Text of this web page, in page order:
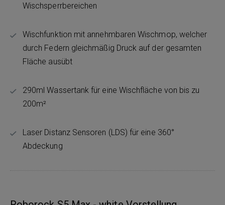
Wischsperrbereichen
Wischfunktion mit annehmbaren Wischmop, welcher
durch Federn gleichmäßig Druck auf der gesamten
Fläche ausübt
290ml Wassertank für eine Wischfläche von bis zu
200m²
Laser Distanz Sensoren (LDS) für eine 360°
Abdeckung